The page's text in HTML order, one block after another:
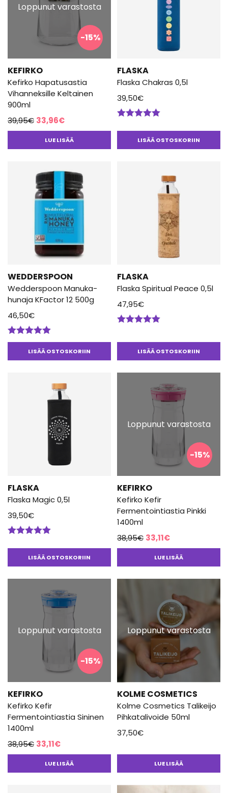
Loppunut varastosta
-15%
KEFIRKO
Kefirko Hapatusastia
Vihanneksille Keltainen
900ml
39,95€ Alkuperäinen
hinta
oli:
33,96€Nykyinen
hinta
on:
LUE LISÄÄ
FLASKA
Flaska Chakras 0,5l
39,50€
tuotteesta:
/ 5LISÄÄ OSTOSKORIIN
WEDDERSPOON
Wedderspoon Manuka-
hunaja KFactor 12 500g
46,50€
Arvostelu
tuotteesta:LISÄÄ OSTOSKORIIN
FLASKA
Flaska Spiritual Peace 0,5l
47,95€
LISÄÄ OSTOSKORIIN
FLASKA
Flaska Magic 0,5l
39,50€
tuotteesta:
/ 5LISÄÄ OSTOSKORIIN
Loppunut varastosta
-15%
KEFIRKO
Kefirko Kefir
Fermentointiastia Pinkki
1400ml
38,95€ Alkuperäinen
hinta
oli:
33,11€Nykyinen
hinta
on:
LUE LISÄÄ
Loppunut varastosta
-15%
KEFIRKO
Kefirko Kefir
Fermentointiastia Sininen
1400ml
38,95€ Alkuperäinen
hinta
oli:
33,11€Nykyinen
hinta
on:
LUE LISÄÄ
Loppunut varastosta
KOLME COSMETICS
Kolme Cosmetics Talikeijo
Pihkatalivoide 50ml
37,50€
LUE LISÄÄ